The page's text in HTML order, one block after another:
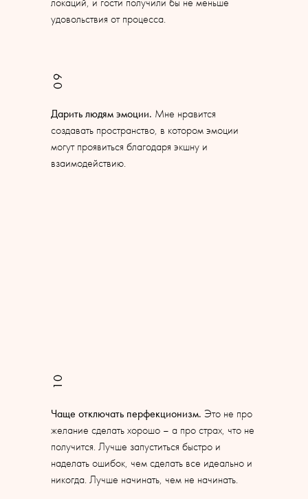
удовольствия от процесса.
Дарить людям эмоции. Мне нравится
создавать пространство, в котором эмоции
могут проявиться благодаря экшну и
взаимодействию.
09
10
Чаще отключать перфекционизм. Это не про
желание сделать хорошо – а про страх, что не
получится. Лучше запуститься быстро и
наделать ошибок, чем сделать все идеально и
никогда. Лучше начинать, чем не начинать.